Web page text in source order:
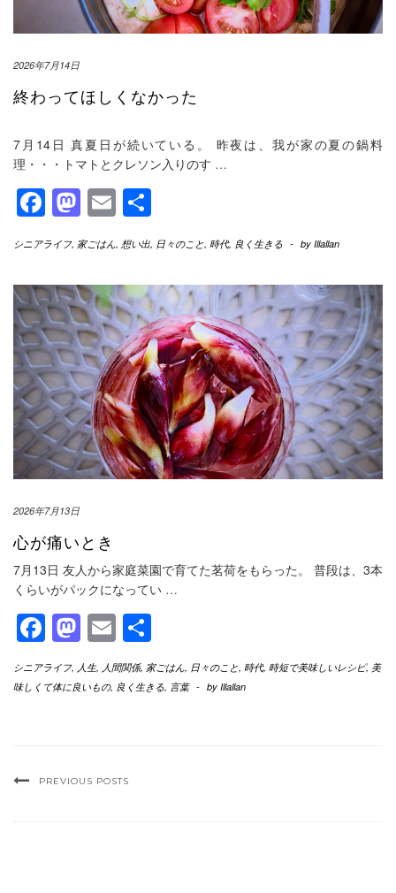
2026年7月14日
終わってほしくなかった
7月14日 真夏日が続いている。 昨夜は、我が家の夏の鍋料
理・・・トマトとクレソン入りのす …
Facebook
Mastodon
Email
有
シニアライフ, 家ごはん, 想い出, 日々のこと, 時代, 良く生きる - by Illallan
2026年7月13日
心が痛いとき
7月13日 友人から家庭菜園で育てた茗荷をもらった。 普段は、3本
くらいがパックになってい …
Facebook
Mastodon
Email
有
シニアライフ, 人生, 人間関係, 家ごはん, 日々のこと, 時代, 時短で美味しいレシピ, 美
味しくて体に良いもの, 良く生きる, 言葉 - by Illallan
PREVIOUS POSTS